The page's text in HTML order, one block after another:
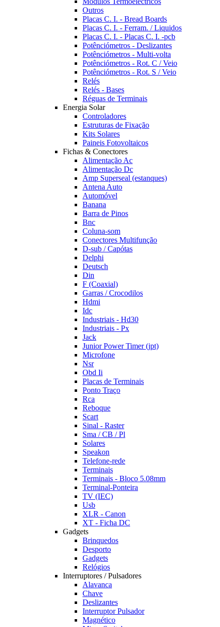
Outros
Placas C. I. - Bread Boards
Placas C. I. - Ferram. / Liquidos
Placas C. I. - Placas C. I. -pcb
Potênciómetros - Deslizantes
Potênciómetros - Multi-volta
Potênciómetros - Rot. C / Veio
Potênciómetros - Rot. S / Veio
Relés
Relés - Bases
Réguas de Terminais
Energia Solar
Controladores
Estruturas de Fixação
Kits Solares
Paineis Fotovoltaicos
Fichas & Conectores
Alimentação Ac
Alimentação Dc
Amp Superseal (estanques)
Antena Auto
Automóvel
Banana
Barra de Pinos
Bnc
Coluna-som
Conectores Multifunção
D-sub / Capótas
Delphi
Deutsch
Din
F (Coaxial)
Garras / Crocodilos
Hdmi
Idc
Industriais - Hd30
Industriais - Px
Jack
Junior Power Timer (jpt)
Microfone
Nsr
Obd Ii
Placas de Terminais
Ponto Traço
Rca
Reboque
Scart
Sinal - Raster
Sma / CB / Pl
Solares
Speakon
Telefone-rede
Terminais
Terminais - Bloco 5.08mm
Terminal-Ponteira
TV (IEC)
Usb
XLR - Canon
XT - Ficha DC
Gadgets
Brinquedos
Desporto
Gadgets
Relógios
Interruptores / Pulsadores
Alavanca
Chave
Deslizantes
Interruptor Pulsador
Magnético